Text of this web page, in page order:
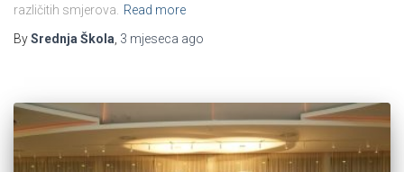
različitih smjerova.
Read more
BySrednja Škola 3 mjeseca ago